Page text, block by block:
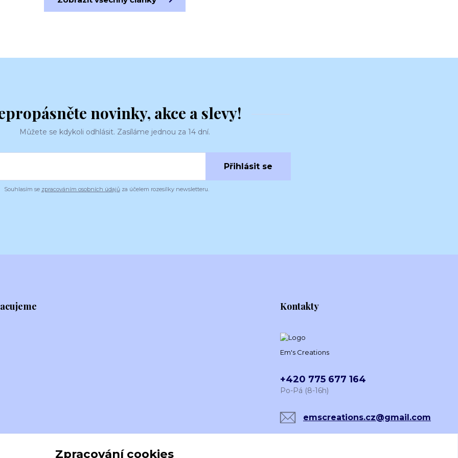
novinky, akce a slevy!
Můžete se kdykoli odhlásit. Zasíláme jednou za 14 dní.
Přihlásit se
Souhlasím se zpracováním osobních údajůza účelem rozesílky newsletteru.
Kontakty
Em's Creations
+420 775 677 164
Po-Pá (8-16h)
emscreations.cz@gmail.com
Zpracování cookies